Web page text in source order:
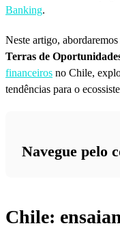
Banking.
Neste artigo,
Terras de
financeiros no Chile,
tendências para o
Navegue pelo
Chile: